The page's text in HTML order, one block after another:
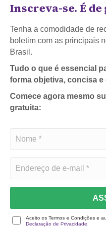
Inscreva-se. É de
Tenha a comodidade de
boletim com as principais
Brasil.
Tudo o que é essencial
forma objetiva, concisa e
Comece agora mesmo
gratuita:
Aceito os Termos e Condições e
Declaração de Privacidade.